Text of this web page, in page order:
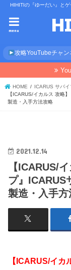
HIHITIの『ゆーだい』と
menu
攻略YouTubeチャン
HOME
ICARUS サバイ
【ICARUS/イカルス 攻略
製造・入手方法攻略
2021.12.14
【ICARUS/
プ』ICARUS
製造・入手
【ICARUS/イ